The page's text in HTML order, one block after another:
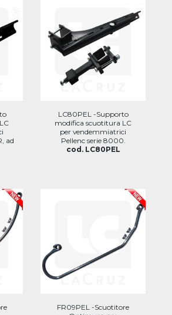
ad
LC80PEL -Supporto
modifica scuotitura LC
per vendemmiatrici
Pellenc serie 8000.
cod. LC80PEL
FR09PEL -Scuotitore